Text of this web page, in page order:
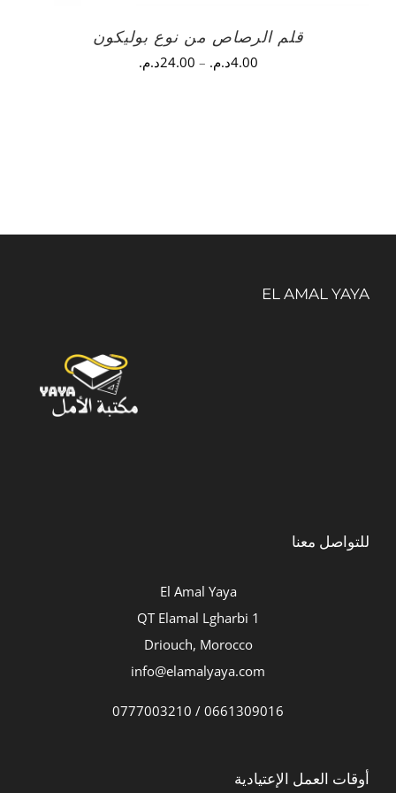
قلم الرصاص من نوع بوليكون
4.00د.م. –
24.00د.م.
EL AMAL YAYA
للتواصل معنا
El Amal Yaya
QT Elamal Lgharbi 1
Driouch, Morocco
info@elamalyaya.com
0661309016 / 0777003210
أوقات العمل الإعتيادية